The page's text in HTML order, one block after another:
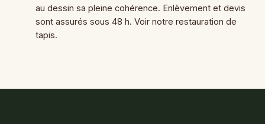
au dessin sa pleine cohérence. Enlèvement et devis
sont assurés sous 48 h. Voir notre restauration de
tapis.